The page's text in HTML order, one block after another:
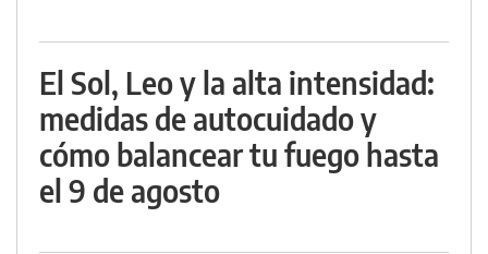
El Sol, Leo y la alta intensidad:
medidas de autocuidado y
cómo balancear tu fuego hasta
el 9 de agosto